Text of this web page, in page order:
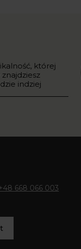
której
znajdziesz
indziej
668 066 003